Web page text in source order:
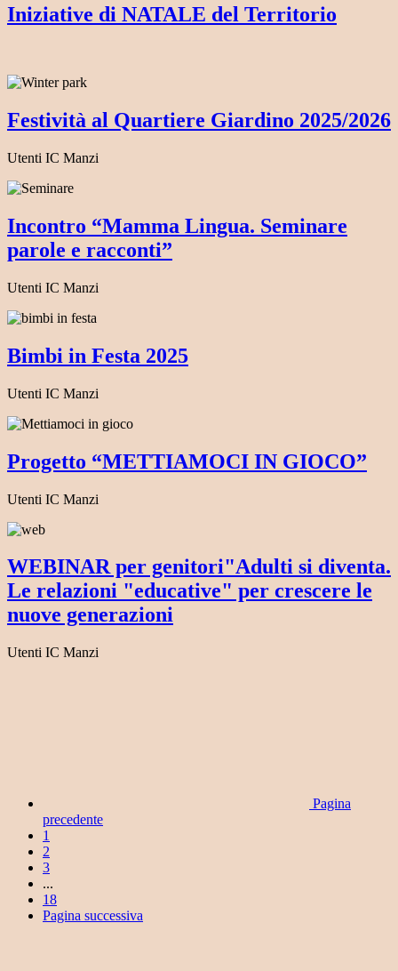
Iniziative di NATALE del Territorio
Festività al Quartiere Giardino 2025/2026
Utenti IC Manzi
Incontro “Mamma Lingua. Seminare
parole e racconti”
Utenti IC Manzi
Bimbi in Festa 2025
Utenti IC Manzi
Progetto “METTIAMOCI IN GIOCO”
Utenti IC Manzi
WEBINAR per genitori"Adulti si diventa.
Le relazioni "educative" per crescere le
nuove generazioni
Utenti IC Manzi
Pagina
precedente
1
2
3
...
18
Pagina successiva